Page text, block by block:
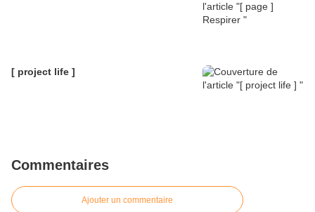
[ project life ]
Commentaires
Ajouter un commentaire